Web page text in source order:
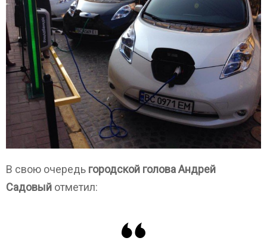
В свою очередь городской голова Андрей
Садовый отметил: